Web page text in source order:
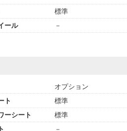
標準
ール
－
オプション
ト
標準
ーシート
標準
－